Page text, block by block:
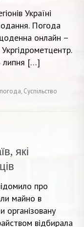
Україні
Погода
онлайн –
липня […]
погода, Суспільство
які
про
майно в
організовану
відбирала